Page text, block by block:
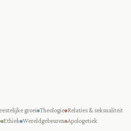
groei Theologie Relaties & seksualiteit
Ethiek Wereldgebeuren Apologetiek